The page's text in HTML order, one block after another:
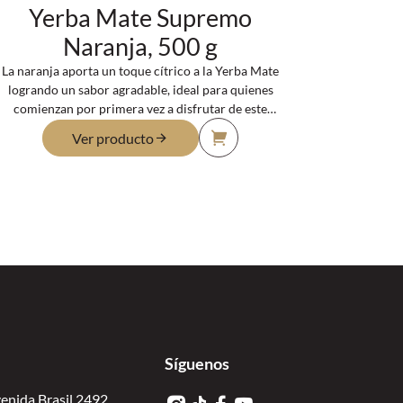
Yerba Mate Supremo
Naranja, 500 g
La naranja aporta un toque cítrico a la Yerba Mate
logrando un sabor agradable, ideal para quienes
comienzan por primera vez a disfrutar de este
producto y la placentera sensación que entrega,
aprovechando las innumerables propiedades que
Ver producto
Brasil 2492,
Síguenos